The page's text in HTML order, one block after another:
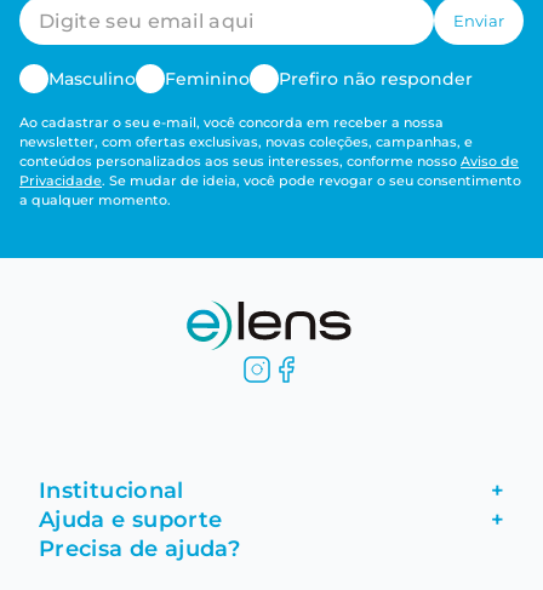
Enviar
Masculino Feminino Prefiro não responder
Ao cadastrar o seu e-mail, você concorda em receber a nossa
newsletter, com ofertas exclusivas, novas coleções, campanhas, e
conteúdos personalizados aos seus interesses, conforme nosso Aviso de
Privacidade. Se mudar de ideia, você pode revogar o seu consentimento
a qualquer momento.
Institucional +
Fale conosco
Ajuda e suporte +
Precisa de ajuda?